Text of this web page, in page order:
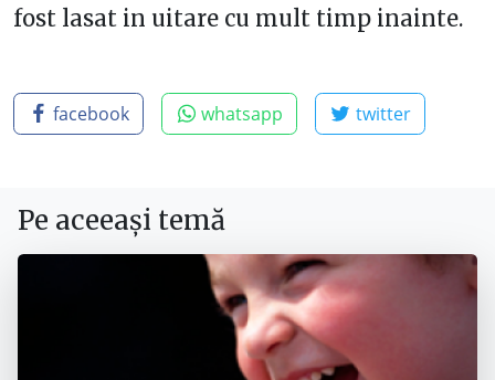
fost lasat in uitare cu mult timp inainte.
facebook whatsapp twitter
Pe aceeași temă